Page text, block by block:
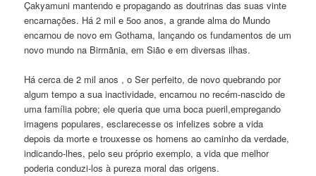
Çakyamuni mantendo e propagando as doutrinas das suas vinte
encarnações. Há 2 mil e 5oo anos, a grande alma do Mundo
encarnou de novo em Gothama, lançando os fundamentos de um
novo mundo na Birmãnia, em Sião e em diversas ilhas.
Há cerca de 2 mil anos , o Ser perfeito, de novo quebrando por
algum tempo a sua inactividade, encarnou no recém-nascido de
uma família pobre; ele queria que uma boca pueril,empregando
imagens populares, esclarecesse os infelizes sobre a vida
depois da morte e trouxesse os homens ao caminho da verdade,
indicando-lhes, pelo seu próprio exemplo, a vida que melhor
poderia conduzi-los à pureza moral das origens.